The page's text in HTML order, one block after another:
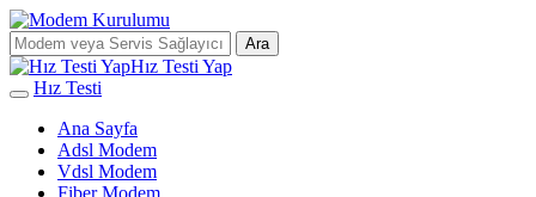
Ara
Hız Testi Yap
Hız Testi
Ana Sayfa
Adsl Modem
Vdsl Modem
Fiber Modem